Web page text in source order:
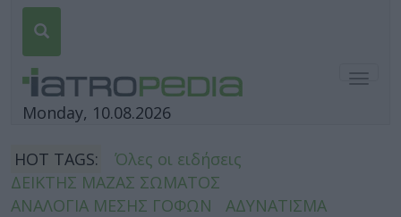
Monday, 10.08.2026
HOT TAGS:
Όλες οι ειδήσεις
ΔΕΙΚΤΗΣ ΜΑΖΑΣ ΣΩΜΑΤΟΣ
ΑΝΑΛΟΓΙΑ ΜΕΣΗΣ ΓΟΦΩΝ
ΑΔΥΝΑΤΙΣΜΑ